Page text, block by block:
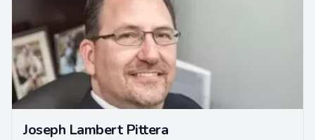
Joseph Lambert Pittera